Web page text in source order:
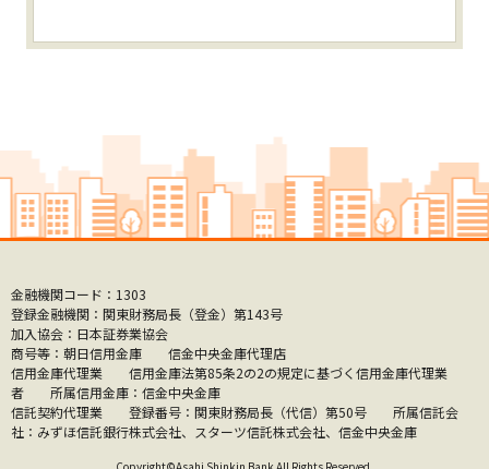
金融機関コード：1303
登録金融機関：関東財務局長（登金）第143号
加入協会：日本証券業協会
商号等：朝日信用金庫 信金中央金庫代理店
信用金庫代理業 信用金庫法第85条2の2の規定に基づく信用金庫代理業
者 所属信用金庫：信金中央金庫
信託契約代理業 登録番号：関東財務局長（代信）第50号 所属信託会
社：みずほ信託銀行株式会社、スターツ信託株式会社、信金中央金庫